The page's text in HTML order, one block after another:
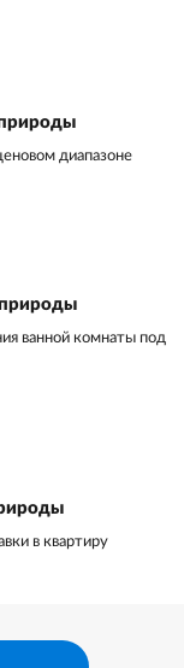
диапазоне
природы
ванной комнаты под
в квартиру